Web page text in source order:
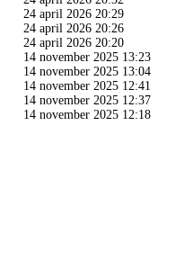
24 april 2026 20:29
24 april 2026 20:26
24 april 2026 20:20
14 november 2025 13:23
14 november 2025 13:04
14 november 2025 12:41
14 november 2025 12:37
14 november 2025 12:18